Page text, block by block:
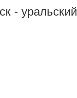
- уральский